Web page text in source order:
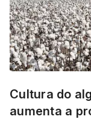
Cultura do
aumenta a